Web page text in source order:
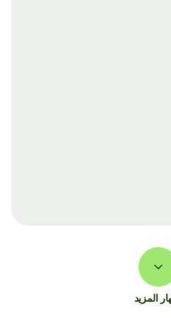
المزيد